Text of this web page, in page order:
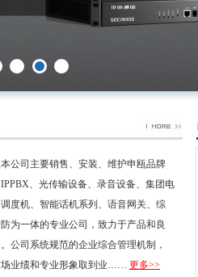
公司主要销售、安装、维护申瓯品牌
、光传输设备、录音设备、集团电
度机、智能话机系列、语音网关、综
为一体的专业公司，致力于产品和良
公司系统规范的企业综合管理机制，
场业绩和专业形象取到业…… 更多>>
SOC-F03(桌面式)
SOC31系列专用话机